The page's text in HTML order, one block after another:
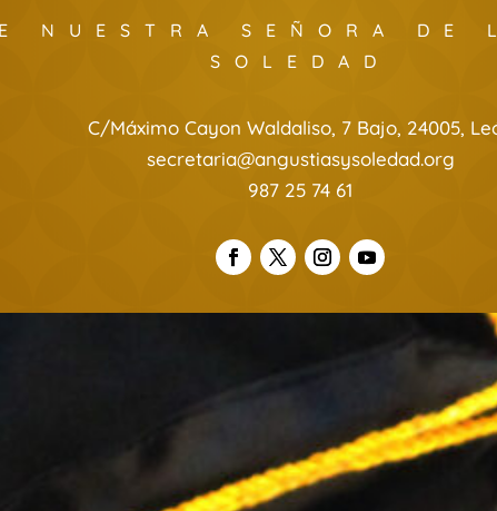
NUESTRA SEÑORA DE
SOLEDAD
C/Máximo Cayon Waldaliso, 7 Bajo, 24005,
secretaria@angustiasysoledad.org
987 25 74 61